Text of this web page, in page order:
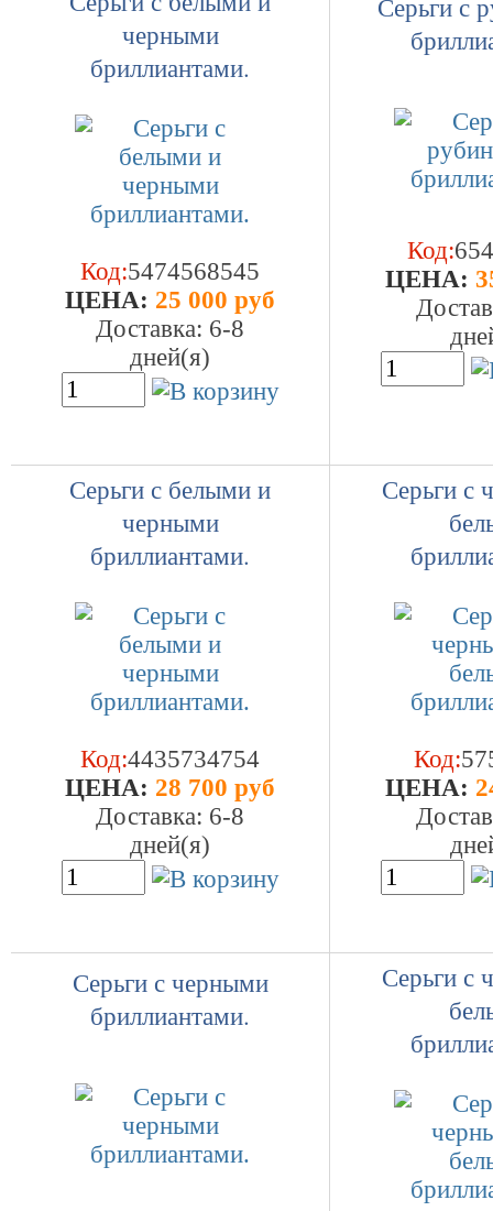
черными
бриллиантами.
Код:5474568545
ЦEHA: 25 000 руб
Доставка: 6-8
дней(я)
Серьги с
Код:
ЦEHA:
Серьги с белыми и
черными
бриллиантами.
Код:4435734754
ЦEHA: 28 700 руб
Доставка: 6-8
дней(я)
Серьги с
Код:
ЦEHA:
Серьги с черными
бриллиантами.
Серьги с